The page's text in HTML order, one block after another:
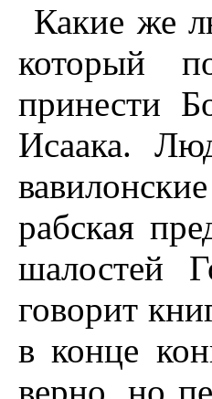
Какие же
который
принести
Исаака.
рабская
шалостей
говорит
в конце
верно, но